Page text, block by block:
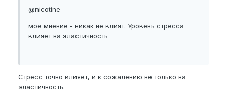
@nicotine
мое мнение - никак не влият. Уровень стресса
влияет на эластичность
Стресс точно влияет, и к сожалению не только на
эластичность.